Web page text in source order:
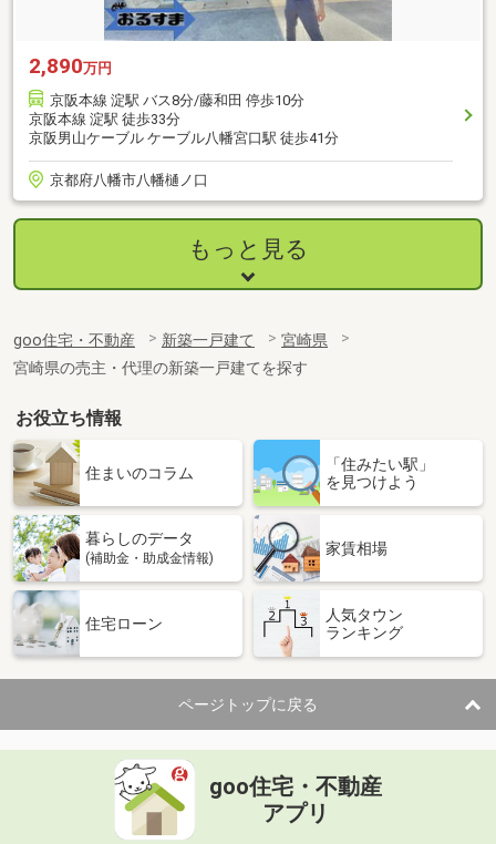
2,890万円
京阪本線 淀駅 バス8分/藤和田 停歩10分
京阪本線 淀駅 徒歩33分
京阪男山ケーブル ケーブル八幡宮口駅 徒歩41分
京都府八幡市八幡樋ノ口
もっと見る
goo住宅・不動産 新築一戸建て
宮崎県
宮崎県の売主・代理の新築一戸建てを探す
お役立ち情報
住まいのコラム
「住みたい駅」
を見つけよう
暮らしのデータ
(補助金・助成金情報)
家賃相場
住宅ローン
人気タウン
ランキング
ページトップに戻る
goo住宅・不動産
アプリ